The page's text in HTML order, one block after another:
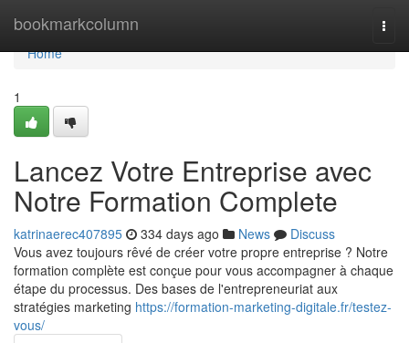
bookmarkcolumn
Home
Home
1
Lancez Votre Entreprise avec
Notre Formation Complete
katrinaerec407895 334 days ago News
Discuss
Vous avez toujours rêvé de créer votre propre entreprise ? Notre
formation complète est conçue pour vous accompagner à chaque
étape du processus. Des bases de l'entrepreneuriat aux
stratégies marketing https://formation-marketing-digitale.fr/testez-
vous/